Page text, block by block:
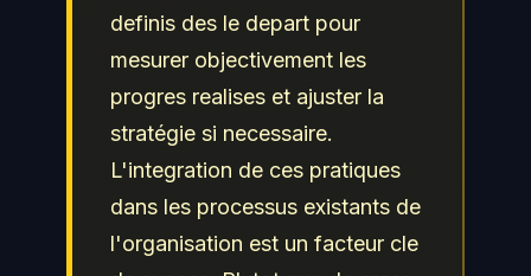
definis des le depart pour
mesurer objectivement les
progres realises et ajuster la
stratégie si necessaire.
L'integration de ces pratiques
dans les processus existants de
l'organisation est un facteur cle